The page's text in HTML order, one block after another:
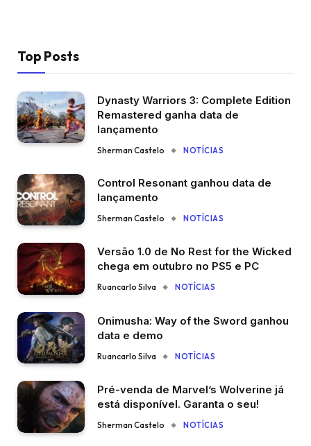
Top Posts
Dynasty Warriors 3: Complete Edition
Remastered ganha data de
lançamento
Sherman Castelo NOTÍCIAS
Control Resonant ganhou data de
lançamento
Sherman Castelo NOTÍCIAS
Versão 1.0 de No Rest for the Wicked
chega em outubro no PS5 e PC
Ruancarlo Silva NOTÍCIAS
Onimusha: Way of the Sword ganhou
data e demo
Ruancarlo Silva NOTÍCIAS
Pré-venda de Marvel’s Wolverine já
está disponível. Garanta o seu!
Sherman Castelo NOTÍCIAS